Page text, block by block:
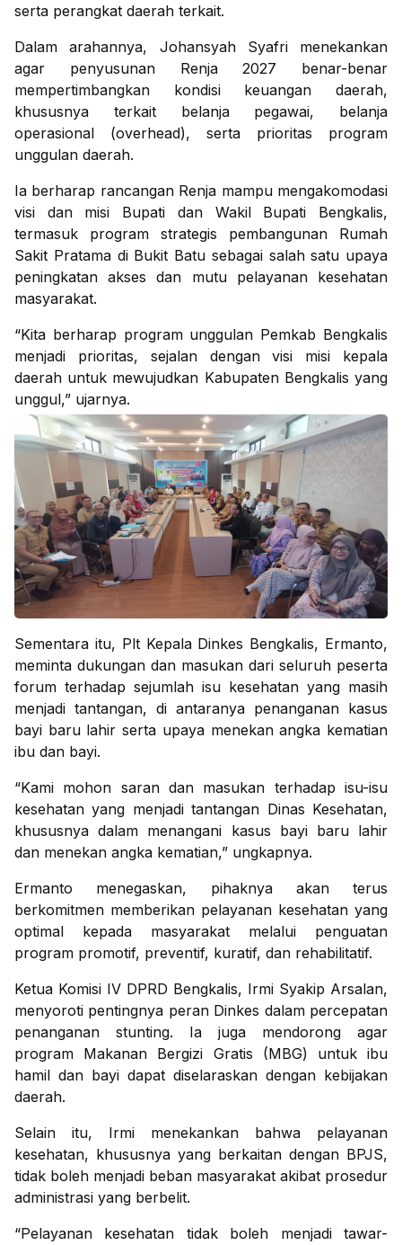
serta perangkat daerah terkait.
Dalam arahannya, Johansyah Syafri menekankan
agar penyusunan Renja 2027 benar-benar
mempertimbangkan kondisi keuangan daerah,
khususnya terkait belanja pegawai, belanja
operasional (overhead), serta prioritas program
unggulan daerah.
Ia berharap rancangan Renja mampu mengakomodasi
visi dan misi Bupati dan Wakil Bupati Bengkalis,
termasuk program strategis pembangunan Rumah
Sakit Pratama di Bukit Batu sebagai salah satu upaya
peningkatan akses dan mutu pelayanan kesehatan
masyarakat.
“Kita berharap program unggulan Pemkab Bengkalis
menjadi prioritas, sejalan dengan visi misi kepala
daerah untuk mewujudkan Kabupaten Bengkalis yang
unggul,” ujarnya.
Sementara itu, Plt Kepala Dinkes Bengkalis, Ermanto,
meminta dukungan dan masukan dari seluruh peserta
forum terhadap sejumlah isu kesehatan yang masih
menjadi tantangan, di antaranya penanganan kasus
bayi baru lahir serta upaya menekan angka kematian
ibu dan bayi.
“Kami mohon saran dan masukan terhadap isu-isu
kesehatan yang menjadi tantangan Dinas Kesehatan,
khususnya dalam menangani kasus bayi baru lahir
dan menekan angka kematian,” ungkapnya.
Ermanto menegaskan, pihaknya akan terus
berkomitmen memberikan pelayanan kesehatan yang
optimal kepada masyarakat melalui penguatan
program promotif, preventif, kuratif, dan rehabilitatif.
Ketua Komisi IV DPRD Bengkalis, Irmi Syakip Arsalan,
menyoroti pentingnya peran Dinkes dalam percepatan
penanganan stunting. Ia juga mendorong agar
program Makanan Bergizi Gratis (MBG) untuk ibu
hamil dan bayi dapat diselaraskan dengan kebijakan
daerah.
Selain itu, Irmi menekankan bahwa pelayanan
kesehatan, khususnya yang berkaitan dengan BPJS,
tidak boleh menjadi beban masyarakat akibat prosedur
administrasi yang berbelit.
“Pelayanan kesehatan tidak boleh menjadi tawar-